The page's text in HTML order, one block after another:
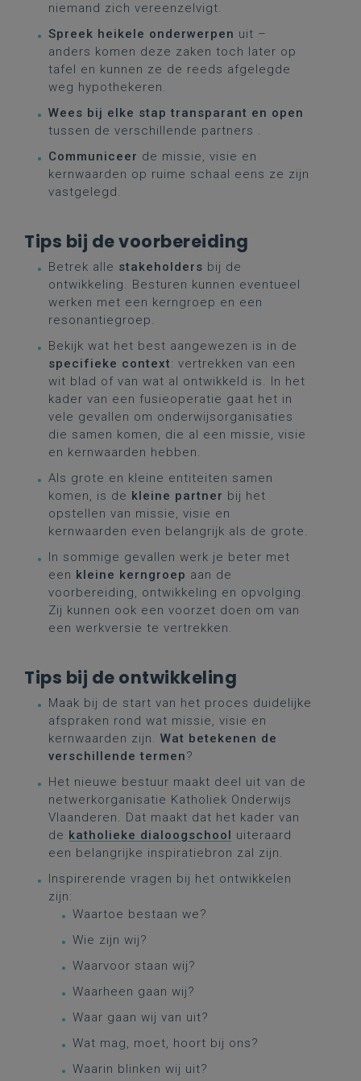
niemand zich vereenzelvigt.
Spreek heikele onderwerpen uit –
anders komen deze zaken toch later op
tafel en kunnen ze de reeds afgelegde
weg hypothekeren.
Wees bij elke stap transparant en open
tussen de verschillende partners .
Communiceer de missie, visie en
kernwaarden op ruime schaal eens ze zijn
vastgelegd.
Tips bij de voorbereiding
Betrek alle stakeholders bij de
ontwikkeling. Besturen kunnen eventueel
werken met een kerngroep en een
resonantiegroep.
Bekijk wat het best aangewezen is in de
specifieke context: vertrekken van een
wit blad of van wat al ontwikkeld is. In het
kader van een fusieoperatie gaat het in
vele gevallen om onderwijsorganisaties
die samen komen, die al een missie, visie
en kernwaarden hebben.
Als grote en kleine entiteiten samen
komen, is de kleine partner bij het
opstellen van missie, visie en
kernwaarden even belangrijk als de grote.
In sommige gevallen werk je beter met
een kleine kerngroep aan de
voorbereiding, ontwikkeling en opvolging.
Zij kunnen ook een voorzet doen om van
een werkversie te vertrekken.
Tips bij de ontwikkeling
Maak bij de start van het proces duidelijke
afspraken rond wat missie, visie en
kernwaarden zijn. Wat betekenen de
verschillende termen?
Het nieuwe bestuur maakt deel uit van de
netwerkorganisatie Katholiek Onderwijs
Vlaanderen. Dat maakt dat het kader van
de katholieke dialoogschool uiteraard
een belangrijke inspiratiebron zal zijn.
Inspirerende vragen bij het ontwikkelen
zijn:
Waartoe bestaan we?
Wie zijn wij?
Waarvoor staan wij?
Waarheen gaan wij?
Waar gaan wij van uit?
Wat mag, moet, hoort bij ons?
Waarin blinken wij uit?